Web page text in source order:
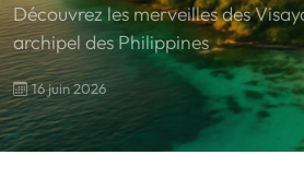
🌍Road Trip et Pays
Découvrez les merveilles des
archipel des Philippines
16 juin 2026